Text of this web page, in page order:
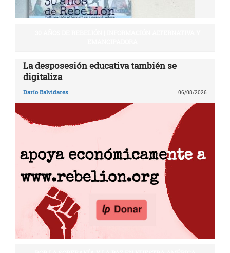
La desposesión educativa también se
digitaliza
Darío Balvidares 06/08/2026